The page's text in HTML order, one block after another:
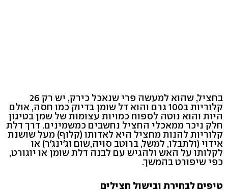
בחציל, שהוא למעשה פרי שנאכל כירק, יש רק 26
קלוריות ב100 גרם והוא דל שומן בדיוק כמו חסה, אולם
היות והוא נוטה לספוח כמויות עצומות של שמן בטיגון
חלק ניכר ממאכלי החציל נחשבים כמשמינים. דרך דלת
קלוריות להנות מחציל היא לאדותו (קלוף) מעל שושנת
אידוי (ולתבלו, למשל, ברוטב סויה,שום וג'ינג'ר) או
לקלותו על האש ולהגיש עם לבנה דלת שומן או יוגורט,
כפי שיפורט בהמשך.
טיפים לבחירת ובישול חצילים